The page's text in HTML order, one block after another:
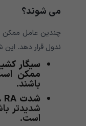
می شوند؟
چندین عامل ممکن
ندول قرار دهد. این
سیگار
ممکن
باشند.
شدت RA .
شدیدتر
است.